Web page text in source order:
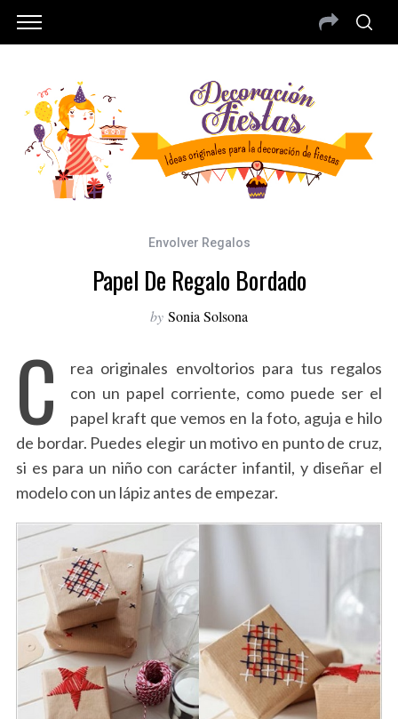
Envolver Regalos
Papel De Regalo Bordado
by Sonia Solsona
C
rea originales envoltorios para tus regalos
con un papel corriente, como puede ser el
papel kraft que vemos en la foto, aguja e hilo
de bordar. Puedes elegir un motivo en punto de cruz,
si es para un niño con carácter infantil, y diseñar el
modelo con un lápiz antes de empezar.